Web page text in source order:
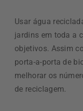
Usar água
jardins em toda a
objetivos. Assim
porta-a-porta de
melhorar os
de reciclagem.